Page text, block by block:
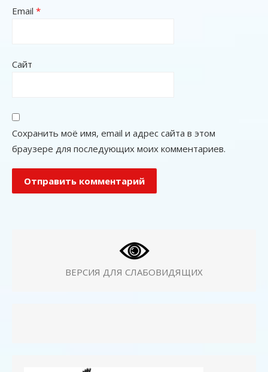
Email *
Сайт
Сохранить моё имя, email и адрес сайта в этом
браузере для последующих моих комментариев.
ВЕРСИЯ ДЛЯ СЛАБОВИДЯЩИХ